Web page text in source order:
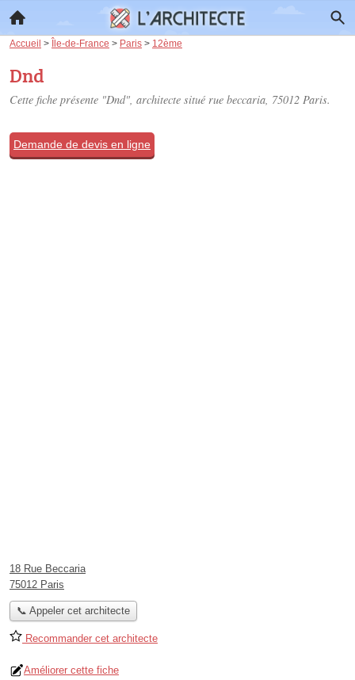
Accueil > Île-de-France > Paris > 12ème
Dnd
Cette fiche présente "Dnd", architecte situé rue beccaria, 75012 Paris.
Demande de devis en ligne
18 Rue Beccaria
75012 Paris
📞 Appeler cet architecte
Recommander cet architecte
Améliorer cette fiche